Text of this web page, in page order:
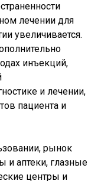
лечении для
увеличивается.
инъекций,
и лечении,
пациента и
рынок
и аптеки, глазные
центры и